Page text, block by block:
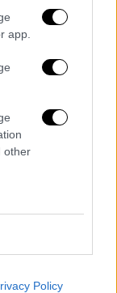
app.
other
Policy
08/2026